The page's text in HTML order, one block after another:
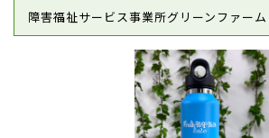
障害福祉サービス事業所グリーンファーム